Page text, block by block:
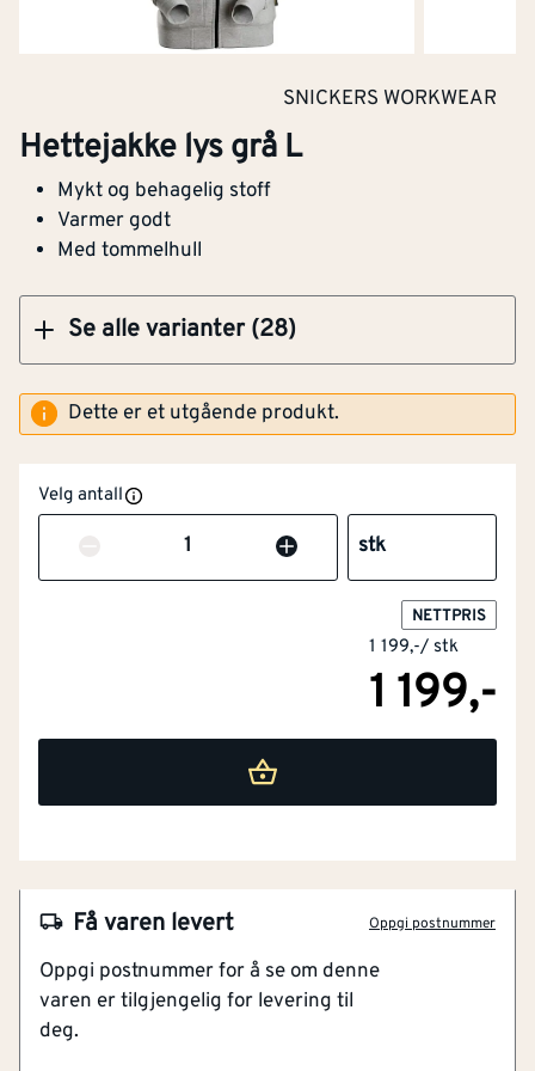
SNICKERS WORKWEAR
Hettejakke lys grå L
Mykt og behagelig stoff
Varmer godt
Med tommelhull
Se alle varianter (28)
Klikk og hent
Dette er et utgående produkt.
Velg antall
Antall stk
NETTPRIS
1 199,-/ stk
1 199,-
Få varen levert Oppgi postnummer
Oppgi postnummer for å se om denne
varen er tilgjengelig for levering til
deg.
NOBB
60005421
Artikkelnummer 101373243
Mykt og behagelig stoff
Varmer godt
Materialvekt [g/m²] 400
Engangsversjon Nei
Materiale Blandingstekstiler
Farge Grå
Modell / utførelse